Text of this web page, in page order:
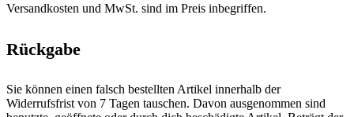
Versandkosten und MwSt. sind im Preis inbegriffen.
Rückgabe
Sie können einen falsch bestellten Artikel innerhalb der
Widerrufsfrist von 7 Tagen tauschen. Davon ausgenommen sind